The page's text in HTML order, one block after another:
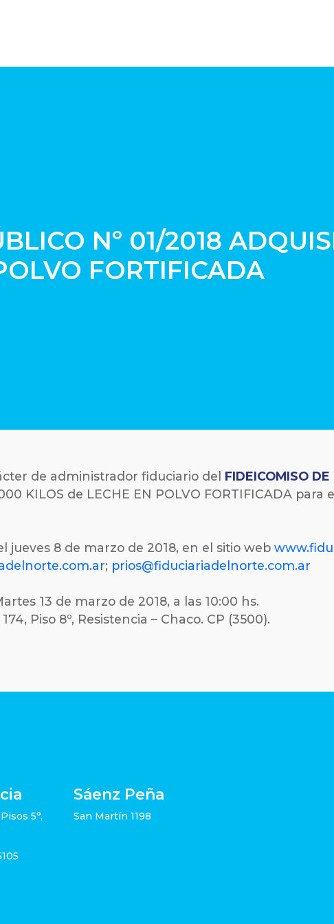
Nº 01/2018
FORTIFICADA
de administrador fiduciario del FIDEICOMISO
KILOS de LECHE EN POLVO FORTIFICADA
jueves 8 de marzo de 2018, en el sitio web
; prios@fiduciariadelnorte.com.ar
13 de marzo de 2018, a las 10:00 hs.
Piso 8º, Resistencia – Chaco. CP (3500).
5°,
Sáenz Peña
San Martín 1198